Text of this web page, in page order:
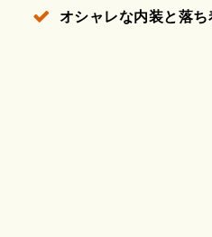
オシャレな内装と落